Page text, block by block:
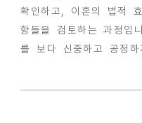
확인하고, 이혼의 법적
항들을 검토하는 과정입
를 보다 신중하고 공정